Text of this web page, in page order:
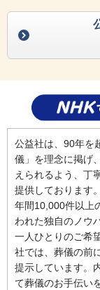
公益社は、90年を
儀」を理念に掲げ
えられるよう、丁
提供しております。
年間10,000件以上
われた独自のノウ
一人ひとりのご希
社では、葬儀の前
提示しています。
て葬儀のお手伝い